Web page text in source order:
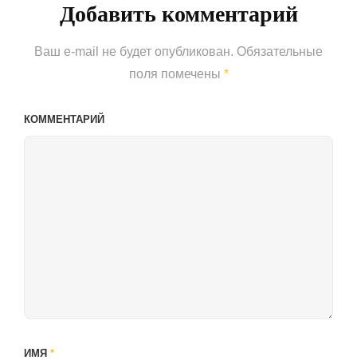
Добавить комментарий
Ваш e-mail не будет опубликован. Обязательные
поля помечены *
КОММЕНТАРИЙ
ИМЯ *